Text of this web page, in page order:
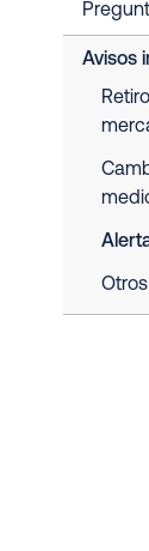
Avisos
Otros